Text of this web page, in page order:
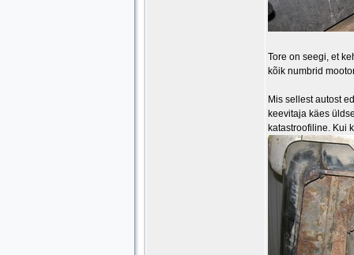
Tore on seegi, et
kõik numbrid
Mis sellest autost
keevitaja käes
katastroofiline. Kui